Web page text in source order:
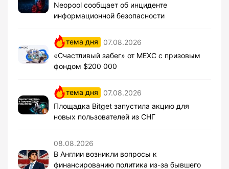
Neopool сообщает об инциденте
информационной безопасности
тема дня
07.08.2026
«Счастливый забег» от MEXC с призовым
фондом $200 000
тема дня
07.08.2026
Площадка Bitget запустила акцию для
новых пользователей из СНГ
08.08.2026
В Англии возникли вопросы к
финансированию политика из-за бывшего